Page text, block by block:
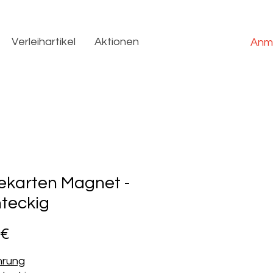
Verleihartikel Aktionen
Magnet -